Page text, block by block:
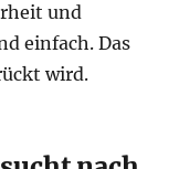
und
einfach. Das
wird.